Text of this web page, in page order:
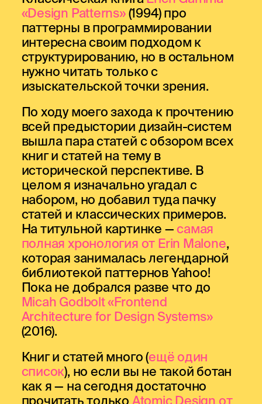
«Design Patterns»(1994) про
паттерны в программировании
интересна своим подходом к
структурированию, но в остальном
нужно читать только с
изыскательской точки зрения.
По ходу моего захода к прочтению
всей предыстории дизайн-систем
вышла пара статей с обзором всех
книг и статей на тему в
исторической перспективе. В
целом я изначально угадал с
набором, но добавил туда пачку
статей и классических примеров.
На титульной картинке —самая
полная хронология от Erin Malone,
которая занималась легендарной
библиотекой паттернов Yahoo!
Пока не добрался разве что до
Micah Godbolt «Frontend
Architecture for Design Systems»
(2016).
Книг и статей много (ещё один
список), но если вы не такой ботан
как я — на сегодня достаточно
прочитать только Atomic Design от